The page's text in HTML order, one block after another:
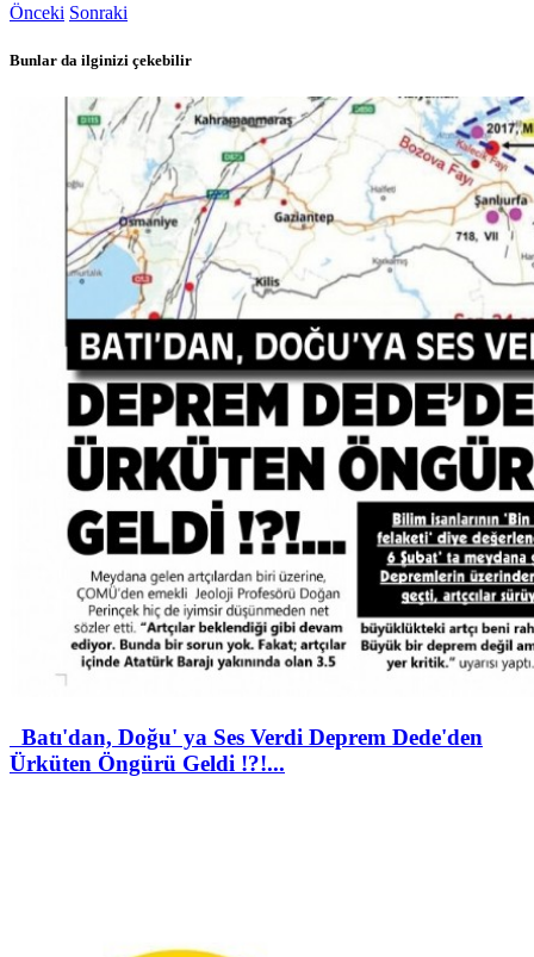
Önceki Sonraki
Bunlar da ilginizi çekebilir
Batı'dan, Doğu' ya Ses Verdi Deprem Dede'den
Ürküten Öngürü Geldi !?!...